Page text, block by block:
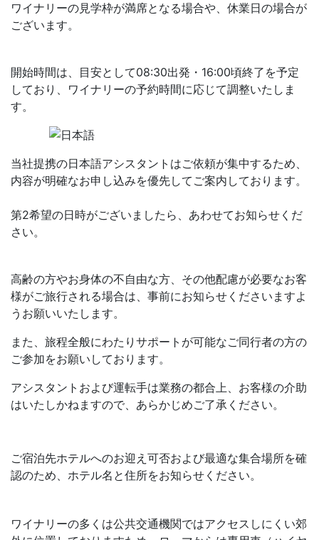
ワイナリーの見学枠が満席となる場合や、休業日の場合が
ございます。
開始時間は、目安として08:30出発・16:00頃終了を予定
しており、ワイナリーの予約時間に応じて調整いたしま
す。
当社提携の日本語アシスタントはご依頼が集中するため、
内容が明確なお申し込みを優先してご案内しております。
第2希望の日時がございましたら、あわせてお知らせくだ
さい。
高齢の方やお身体の不自由な方、その他配慮が必要なお客
様がご旅行される場合は、事前にお知らせくださいますよ
うお願いいたします。
また、旅程全般にわたりサポートが可能なご同行者の方の
ご参加をお願いしております。
アシスタントおよび運転手は業務の都合上、お客様の介助
はいたしかねますので、あらかじめご了承ください。
ご宿泊先ホテルへのお迎え可否および最適な集合場所を確
認のため、ホテル名と住所をお知らせください。
ワイナリーの多くは公共交通機関ではアクセスしにくい郊